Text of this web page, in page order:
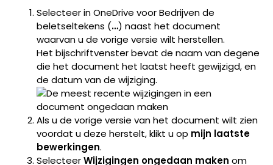
Selecteer in OneDrive voor Bedrijven de
beletseltekens (…) naast het document
waarvan u de vorige versie wilt herstellen.
Het bijschriftvenster bevat de naam van degene
die het document het laatst heeft gewijzigd, en
de datum van de wijziging.
Als u de vorige versie van het document wilt zien
voordat u deze herstelt, klikt u op mijn laatste
bewerkingen.
SelecteerWijzigingen ongedaan maken om